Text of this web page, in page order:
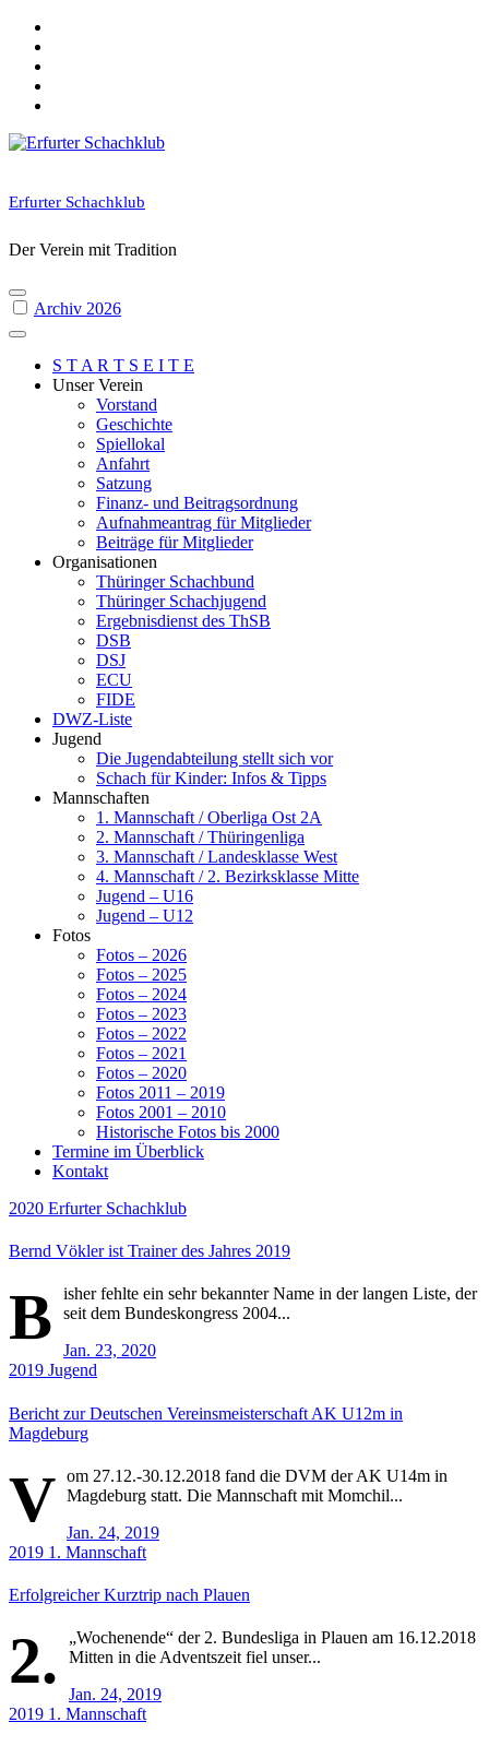
Skip
content
Erfurter Schachklub
Der Verein mit Tradition
Archiv 2026
S T A R T S E I T E
Unser Verein
Vorstand
Geschichte
Spiellokal
Anfahrt
Satzung
Finanz- und Beitragsordnung
Aufnahmeantrag für Mitglieder
Beiträge für Mitglieder
Organisationen
Thüringer Schachbund
Thüringer Schachjugend
Ergebnisdienst des ThSB
DSB
DSJ
ECU
FIDE
DWZ-Liste
Jugend
Die Jugendabteilung stellt sich vor
Schach für Kinder: Infos & Tipps
Mannschaften
1. Mannschaft / Oberliga Ost 2A
2. Mannschaft / Thüringenliga
3. Mannschaft / Landesklasse West
4. Mannschaft / 2. Bezirksklasse Mitte
Jugend – U16
Jugend – U12
Fotos
Fotos – 2026
Fotos – 2025
Fotos – 2024
Fotos – 2023
Fotos – 2022
Fotos – 2021
Fotos – 2020
Fotos 2011 – 2019
Fotos 2001 – 2010
Historische Fotos bis 2000
Termine im Überblick
Kontakt
2020 Erfurter Schachklub
Bernd Vökler ist Trainer des Jahres 2019
B
isher fehlte ein sehr bekannter Name in der langen Liste, der
seit dem Bundeskongress 2004...
Jan. 23, 2020
2019 Jugend
Bericht zur Deutschen Vereinsmeisterschaft AK U12m in
Magdeburg
V om 27.12.-30.12.2018 fand die DVM der AK U14m in
Magdeburg statt. Die Mannschaft mit Momchil...
Jan. 24, 2019
2019 1. Mannschaft
Erfolgreicher Kurztrip nach Plauen
2.
„Wochenende“ der 2. Bundesliga in Plauen am 16.12.2018
Mitten in die Adventszeit fiel unser...
Jan. 24, 2019
2019 1. Mannschaft